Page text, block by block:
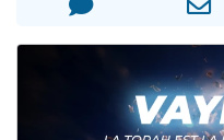
Il reste
12